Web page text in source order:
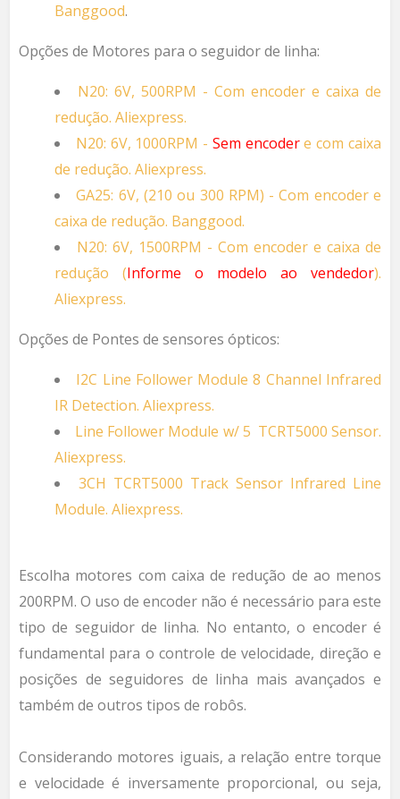
Banggood.
Opções de Motores para o seguidor de linha:
N20: 6V, 500RPM - Com encoder e caixa de
redução. Aliexpress.
N20: 6V, 1000RPM - Sem encodere com caixa
de redução. Aliexpress.
GA25: 6V, (210 ou 300 RPM) - Com encoder e
caixa de redução. Banggood.
N20: 6V, 1500RPM - Com encoder e caixa de
redução (Informe o modelo ao vendedor).
Aliexpress.
Opções de Pontes de sensores ópticos:
I2C Line Follower Module 8 Channel Infrared
IR Detection. Aliexpress.
Line Follower Module w/ 5 TCRT5000 Sensor.
Aliexpress.
3CH TCRT5000 Track Sensor Infrared Line
Module. Aliexpress.
Escolha motores com caixa de redução de ao menos
200RPM. O uso de encoder não é necessário para este
tipo de seguidor de linha. No entanto, o encoder é
fundamental para o controle de velocidade, direção e
posições de seguidores de linha mais avançados e
também de outros tipos de robôs.
Considerando motores iguais, a relação entre torque
e velocidade é inversamente proporcional, ou seja,